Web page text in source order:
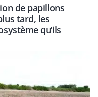
de papillons
tard, les
qu’ils